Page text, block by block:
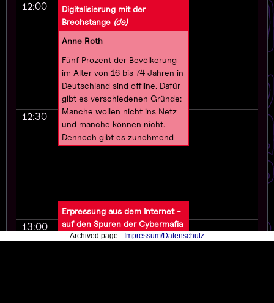
12:00
12:30
13:00
preparation, Whistleblowing-
Schutz und Anti-Repressions-
Arbeit.
Digitalisierung mit der
Brechstange (de)
Anne Roth
Fünf Prozent der Bevölkerung
im Alter von 16 bis 74 Jahren in
Deutschland sind offline. Dafür
gibt es verschiedenen Gründe:
Manche wollen nicht ins Netz
und manche können nicht.
Dennoch gibt es zunehmend
alle Zugang zu Geräte, zum
Netz und die nötige
Unterstützung haben, um die
Angebote nutzen zu können.
Erpressung aus dem Internet -
auf den Spuren der Cybermafia
(de)
Archived page - Impressum/Datenschutz